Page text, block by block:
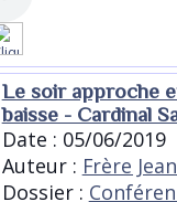
Le soir approche
baisse - Cardinal
Date : 05/06/2019
Auteur : Frère
Dossier :